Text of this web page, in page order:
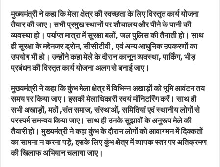
मुख्यमंत्री ने कहा कि मेला क्षेत्र की स्वच्छता के लिए विस्तृत कार्य योजना
तैयार की जाए। सभी प्रमुख स्थानों पर शौचालय और पीने के पानी की
व्यवस्था हो। पर्याप्त मात्रा में सुरक्षा बलों, जल पुलिस की तैनाती हो। साथ
ही सुरक्षा के मद्देनजर ड्रोन, सीसीटीवी , एवं अन्य आधुनिक उपकरणों का
उपयोग भी हो। उन्होंने कहा मेले के दौरान कानून व्यवस्था, पार्किंग, भीड़
प्रबंधन की विस्तृत कार्य योजना अलग से बनाई जाए।
मुख्यमंत्री ने कहा कि कुंभ मेला क्षेत्र में विभिन्न अखाड़ों को भूमि आवंटन तय
समय पर किया जाए। इसकी मेलाधिकारी स्वयं मॉनिटरिंग करें। साथ ही
सभी अखाड़ों, मठों ,संत समाज, संस्थाओं, समितियां एवं स्थानीय लोगों से
परस्पर्म समन्वय किया जाए। साथ ही उनके सुझावों के अनुरूप मेले की
तैयारी हो। मुख्यमंत्री ने कहा कुंभ के दौरान लोगों को आवागमन में दिक्कतों
का सामना न करना पड़े, इसके लिए कुंभ क्षेत्र में व्यापक स्तर पर अतिक्रमण
की खिलाफ अभियान चलाया जाए।